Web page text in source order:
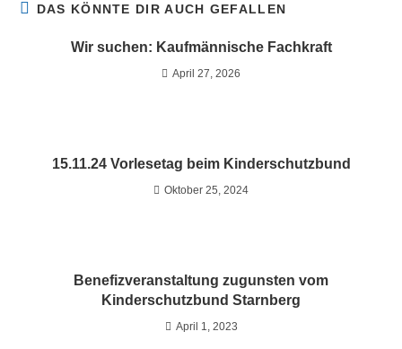
DAS KÖNNTE DIR AUCH GEFALLEN
Wir suchen: Kaufmännische Fachkraft
April 27, 2026
15.11.24 Vorlesetag beim Kinderschutzbund
Oktober 25, 2024
Benefizveranstaltung zugunsten vom
Kinderschutzbund Starnberg
April 1, 2023